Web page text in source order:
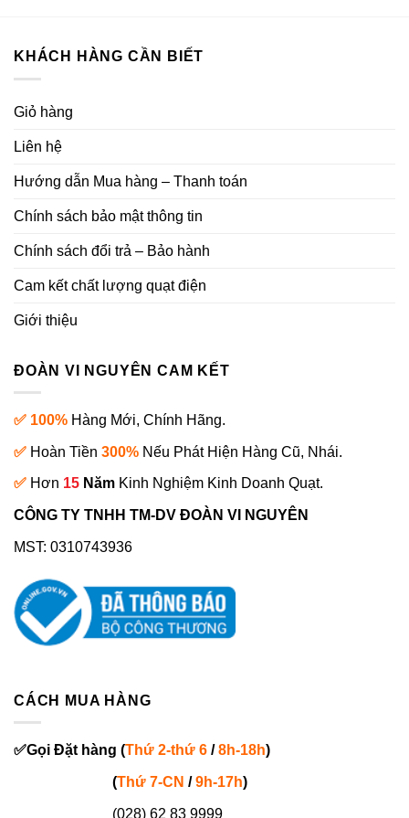
KHÁCH HÀNG CẦN BIẾT
Giỏ hàng
Liên hệ
Hướng dẫn Mua hàng – Thanh toán
Chính sách bảo mật thông tin
Chính sách đổi trả – Bảo hành
Cam kết chất lượng quạt điện
Giới thiệu
ĐOÀN VI NGUYÊN CAM KẾT
✅ 100% Hàng Mới, Chính Hãng.
✅ Hoàn Tiền 300% Nếu Phát Hiện Hàng Cũ, Nhái.
✅ Hơn 15 Năm Kinh Nghiệm Kinh Doanh Quạt.
CÔNG TY TNHH TM-DV ĐOÀN VI NGUYÊN
MST: 0310743936
CÁCH MUA HÀNG
✅Gọi Đặt hàng (Thứ 2-thứ 6 /8h-18h)
(Thứ 7-CN /9h-17h)
(028) 62 83 9999